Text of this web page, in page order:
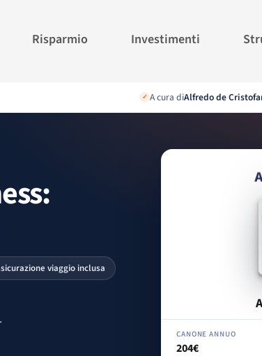
Risparmio Investimenti
✓ A cura diAlfredo de
viaggio inclusa
CANONE ANNUO
204€